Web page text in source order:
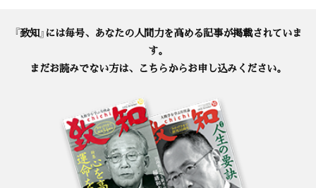
『致知』には毎号、あなたの人間力を高める記事が掲載されていま
す。
まだお読みでない方は、こちらからお申し込みください。